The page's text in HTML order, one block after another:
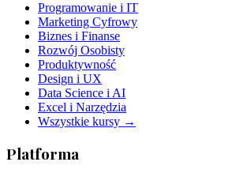
Programowanie i IT
Marketing Cyfrowy
Biznes i Finanse
Rozwój Osobisty
Produktywność
Design i UX
Data Science i AI
Excel i Narzędzia
Wszystkie kursy →
Platforma